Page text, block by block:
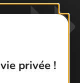
privée !